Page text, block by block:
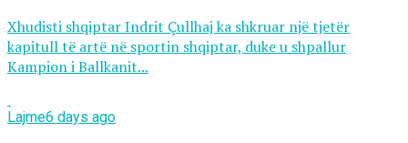
Xhudisti shqiptar Indrit Çullhaj ka shkruar një tjetër
kapitull të artë në sportin shqiptar, duke u shpallur
Kampion i Ballkanit...
Lajme6 days ago